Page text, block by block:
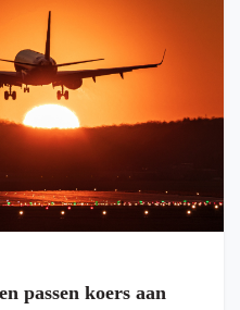
passen koers aan